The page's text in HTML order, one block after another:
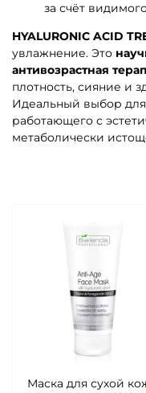
за счёт
HYALURONIC ACID
увлажнение. Это
антивозрастная
плотность, сияние и
Идеальный выбор
работающего с
метаболически
Маска для сухой